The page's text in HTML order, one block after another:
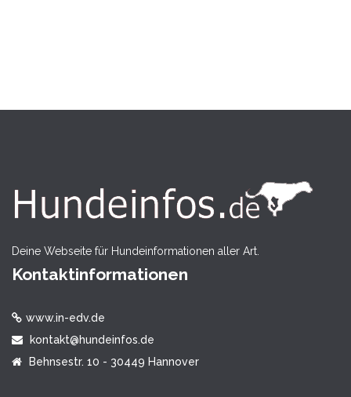
Deine Webseite für Hundeinformationen aller Art.
Kontaktinformationen
www.in-edv.de
kontakt@hundeinfos.de
Behnsestr. 10 - 30449 Hannover